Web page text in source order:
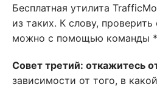
Бесплатная утилита
из таких. К слову,
можно с помощью команды
Совет третий: откажитесь
зависимости от того, в